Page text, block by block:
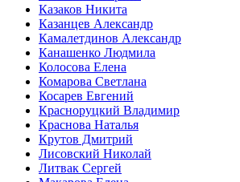
Казаков Никита
Казанцев Александр
Камалетдинов Александр
Канашенко Людмила
Колосова Елена
Комарова Светлана
Косарев Евгений
Красноруцкий Владимир
Краснова Наталья
Крутов Дмитрий
Лисовский Николай
Литвак Сергей